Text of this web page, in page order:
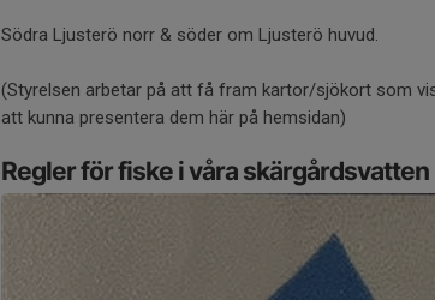
Södra Ljusterö norr & söder om Ljusterö huvud.
(Styrelsen arbetar på att få fram kartor/sjökort som
att kunna presentera dem här på hemsidan)
Regler för fiske i våra skärgårdsvatten